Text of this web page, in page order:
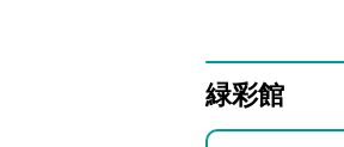
緑彩館